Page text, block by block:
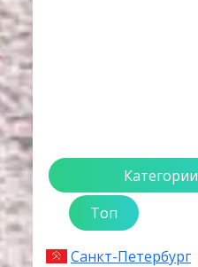
Категории
Топ
Санкт-Петербург